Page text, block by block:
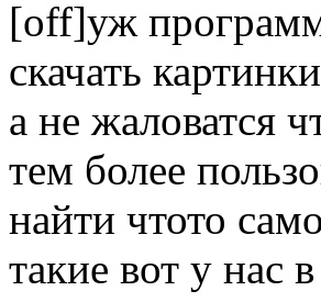
[off]уж
скачать картинки
а не жаловатся
тем более
найти чтото
такие вот у нас